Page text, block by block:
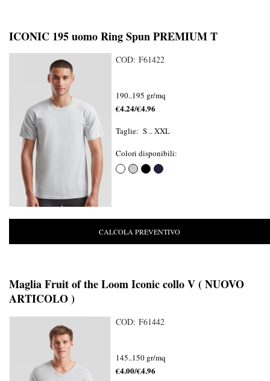
ICONIC 195 uomo Ring Spun PREMIUM T
COD: F61422
190..195 gr/mq
€4.24/€4.96
Taglie: S .. XXL
Colori disponibili:
CALCOLA PREVENTIVO
Maglia Fruit of the Loom Iconic collo V ( NUOVO
ARTICOLO )
COD: F61442
145..150 gr/mq
€4.00/€4.96